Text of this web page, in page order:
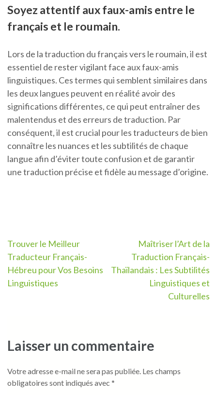
Soyez attentif aux faux-amis entre le
français et le roumain.
Lors de la traduction du français vers le roumain, il est
essentiel de rester vigilant face aux faux-amis
linguistiques. Ces termes qui semblent similaires dans
les deux langues peuvent en réalité avoir des
significations différentes, ce qui peut entraîner des
malentendus et des erreurs de traduction. Par
conséquent, il est crucial pour les traducteurs de bien
connaître les nuances et les subtilités de chaque
langue afin d’éviter toute confusion et de garantir
une traduction précise et fidèle au message d’origine.
Navigation
de
l’article
Trouver le Meilleur
Traducteur Français-
Hébreu pour Vos Besoins
Linguistiques
Maîtriser l’Art de la
Traduction Français-
Thaïlandais : Les Subtilités
Linguistiques et
Culturelles
Laisser un commentaire
Votre adresse e-mail ne sera pas publiée. Les champs
obligatoires sont indiqués avec *